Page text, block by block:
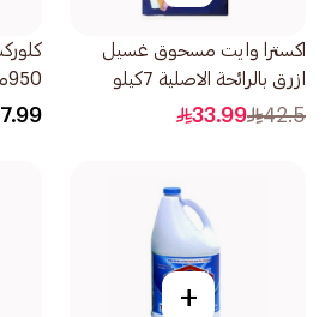
اكسترا وايت مسحوق غسيل
ازرق بالرائحة الاصلية 7كيلو
42.5
33.99
950مل
7.99
+